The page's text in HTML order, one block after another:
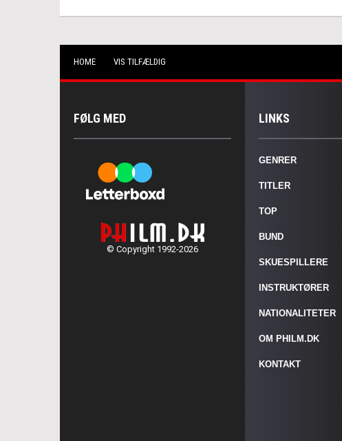
HOME VIS TILFÆLDIG
FØLG MED
© Copyright 1992-2026
LINKS
GENRER
TITLER
TOP
BUND
SKUESPILLERE
INSTRUKTØRER
NATIONALITETER
OM PHILM.DK
KONTAKT